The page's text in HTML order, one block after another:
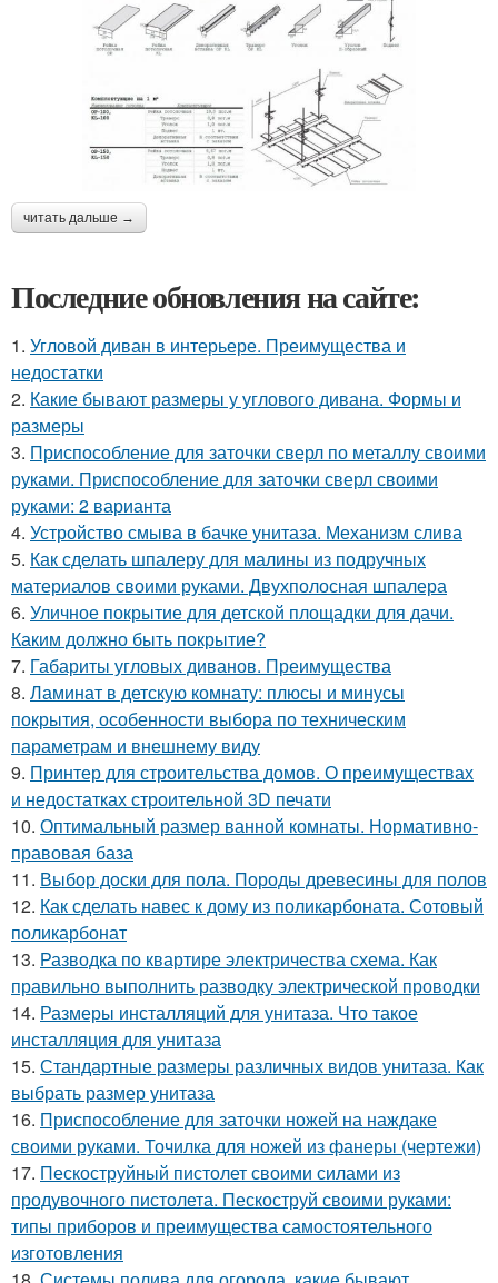
читать дальше →
Последние обновления на сайте:
1. Угловой диван в интерьере. Преимущества и
недостатки
2. Какие бывают размеры у углового дивана. Формы и
размеры
3. Приспособление для заточки сверл по металлу своими
руками. Приспособление для заточки сверл своими
руками: 2 варианта
4. Устройство смыва в бачке унитаза. Механизм слива
5. Как сделать шпалеру для малины из подручных
материалов своими руками. Двухполосная шпалера
6. Уличное покрытие для детской площадки для дачи.
Каким должно быть покрытие?
7. Габариты угловых диванов. Преимущества
8. Ламинат в детскую комнату: плюсы и минусы
покрытия, особенности выбора по техническим
параметрам и внешнему виду
9. Принтер для строительства домов. О преимуществах
и недостатках строительной 3D печати
10. Оптимальный размер ванной комнаты. Нормативно-
правовая база
11. Выбор доски для пола. Породы древесины для полов
12. Как сделать навес к дому из поликарбоната. Сотовый
поликарбонат
13. Разводка по квартире электричества схема. Как
правильно выполнить разводку электрической проводки
14. Размеры инсталляций для унитаза. Что такое
инсталляция для унитаза
15. Стандартные размеры различных видов унитаза. Как
выбрать размер унитаза
16. Приспособление для заточки ножей на наждаке
своими руками. Точилка для ножей из фанеры (чертежи)
17. Пескоструйный пистолет своими силами из
продувочного пистолета. Пескоструй своими руками:
типы приборов и преимущества самостоятельного
изготовления